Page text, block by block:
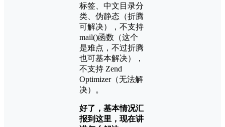
标签、中文目录分
类、伪静态（折腾
可解决），不支持
mail()函数（这个
是难点，不过折腾
也可基本解决），
不支持 Zend
Optimizer（无法解
决）。
好了，基本情况汇
报到这里，现在讲